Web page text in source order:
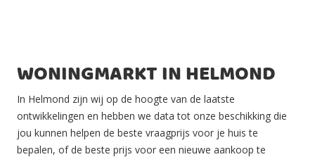
WONINGMARKT IN HELMOND
In Helmond zijn wij op de hoogte van de laatste
ontwikkelingen en hebben we data tot onze beschikking die
jou kunnen helpen de beste vraagprijs voor je huis te
bepalen, of de beste prijs voor een nieuwe aankoop te